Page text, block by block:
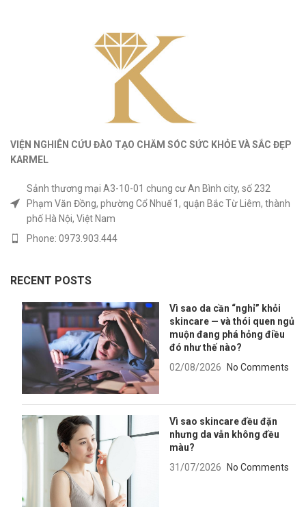
VIỆN NGHIÊN CỨU ĐÀO TẠO CHĂM SÓC SỨC KHỎEVÀSẮC ĐẸP
KARMEL
Sảnh thương mại A3-10-01 chung cư An Bình city, số 232
Phạm Văn Đồng, phường Cổ Nhuế 1, quận Bắc Từ Liêm, thành
phố Hà Nội, Việt Nam
Phone: 0973.903.444
RECENT POSTS
Vì sao da cần “nghỉ” khỏi
skincare — và thói quen ngủ
muộn đang phá hỏng điều
đó như thế nào?
02/08/2026
No Comments
Vì sao skincare đều đặn
nhưng da vẫn không đều
màu?
31/07/2026
No Comments